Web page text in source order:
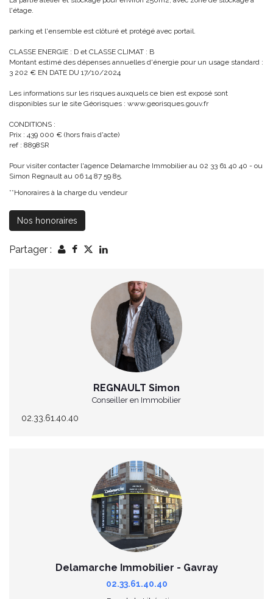
l'étage.
parking et l'ensemble est clôturé et protégé avec portail.
CLASSE ENERGIE : D et CLASSE CLIMAT : B
Montant estimé des dépenses annuelles d'énergie pour un usage standard :
3 202 € EN DATE DU 17/10/2024
Les informations sur les risques auxquels ce bien est exposé sont
disponibles sur le site Géorisques : www.georisques.gouv.fr
CONDITIONS :
Prix : 439 000 € (hors frais d'acte)
ref : 8898SR
Pour visiter contacter l'agence Delamarche Immobilier au 02 33 61 40 40 - ou
Simon Regnault au 06 14 87 59 85.
**Honoraires à la charge du vendeur
Nos honoraires
Partager :
REGNAULT Simon
Conseiller en Immobilier
02.33.61.40.40
Delamarche Immobilier - Gavray
02.33.61.40.40